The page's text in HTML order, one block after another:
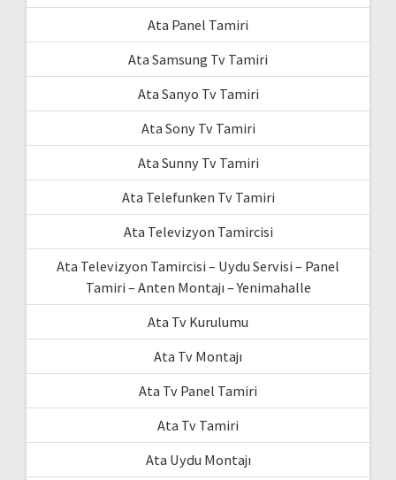
Ata Panel Tamiri
Ata Samsung Tv Tamiri
Ata Sanyo Tv Tamiri
Ata Sony Tv Tamiri
Ata Sunny Tv Tamiri
Ata Telefunken Tv Tamiri
Ata Televizyon Tamircisi
Ata Televizyon Tamircisi – Uydu Servisi – Panel
Tamiri – Anten Montajı – Yenimahalle
Ata Tv Kurulumu
Ata Tv Montajı
Ata Tv Panel Tamiri
Ata Tv Tamiri
Ata Uydu Montajı